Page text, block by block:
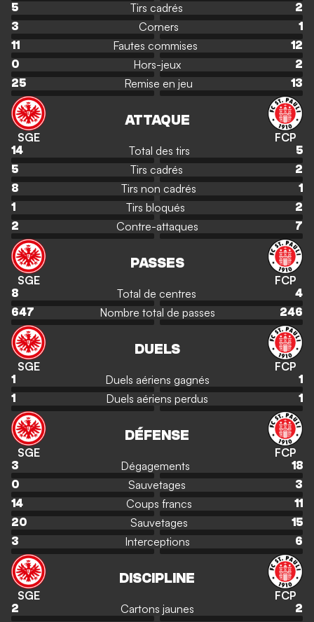
5
Tirs cadrés
2
3
Corners
1
11
Fautes commises
12
0
Hors-jeux
2
25
Remise en jeu 13
SGE
ATTAQUE
FCP
14 Total des tirs
5
5
Tirs cadrés
2
8
Tirs non cadrés
1
1
Tirs bloqués
2
2
Contre-attaques 7
SGE
PASSES
FCP
8 Total de centres
4
647
Nombre total de passes 246
SGE
DUELS
FCP
1 Duels aériens gagnés
1
1
Duels aériens perdus 1
SGE
DÉFENSE
FCP
3 Dégagements
18
0
Sauvetages
3
14
Coups francs
11
20
Sauvetages
15
3
Interceptions 6
SGE
DISCIPLINE
FCP
2 Cartons jaunes
2